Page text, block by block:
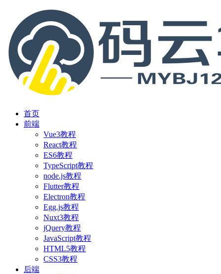
首页
前端
Vue3教程
React教程
ES6教程
TypeScript教程
node.js教程
Flutter教程
Electron教程
Egg.js教程
Nuxt3教程
jQuery教程
JavaScript教程
HTML5教程
CSS3教程
后端